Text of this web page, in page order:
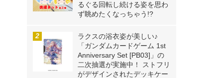
るぐる回転し続ける姿を思わ
ず眺めたくなっちゃう!?
ラクスの浴衣姿が美しい♪
「ガンダムカードゲーム 1st
Anniversary Set [PB03]」の
二次抽選が実施中！ ストフリ
がデザインされたデッキケー